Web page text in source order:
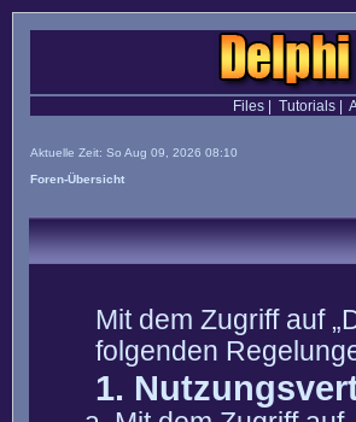
Files| Tutorials|
Aktuelle Zeit: So Aug 09, 2026 08:10
Foren-Übersicht
Mit dem Zugriff auf
folgenden
1.